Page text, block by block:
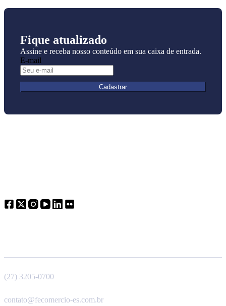
Fique atualizado
Assine e receba nosso conteúdo em sua caixa de entrada.
E-mail
Cadastrar
(27) 3205-0700
contato@fecomercio-es.com.br